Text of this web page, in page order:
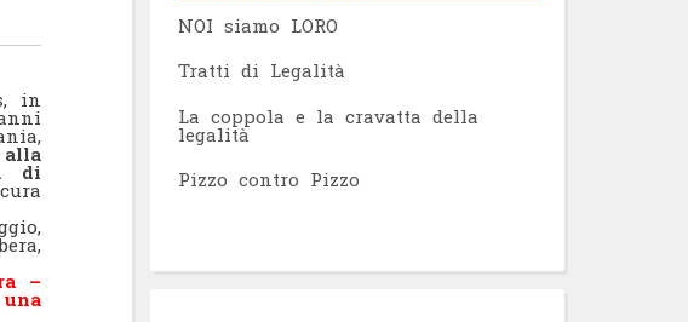
in
di
–
NOI siamo LORO
Tratti di Legalità
La coppola e la cravatta della
legalità
Pizzo contro Pizzo